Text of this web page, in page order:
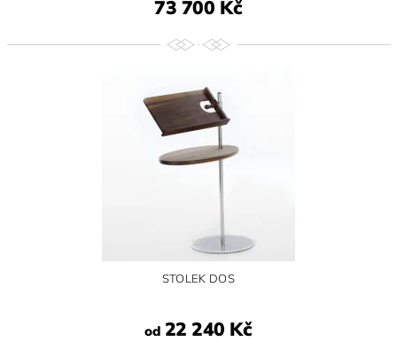
73 700 Kč
STOLEK DOS
od22 240 Kč